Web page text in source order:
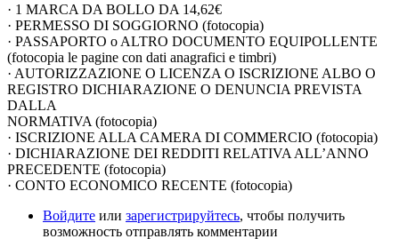
· 1 MARCA DA BOLLO DA 14,62€
· PERMESSO DI SOGGIORNO (fotocopia)
· PASSAPORTO o ALTRO DOCUMENTO EQUIPOLLENTE
(fotocopia le pagine con dati anagrafici e timbri)
· AUTORIZZAZIONE O LICENZA O ISCRIZIONE ALBO O
REGISTRO DICHIARAZIONE O DENUNCIA PREVISTA
DALLA
NORMATIVA (fotocopia)
· ISCRIZIONE ALLA CAMERA DI COMMERCIO (fotocopia)
· DICHIARAZIONE DEI REDDITI RELATIVA ALL’ANNO
PRECEDENTE (fotocopia)
· CONTO ECONOMICO RECENTE (fotocopia)
Войдите или зарегистрируйтесь, чтобы получить
возможность отправлять комментарии